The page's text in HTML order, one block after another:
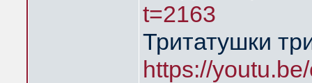
t=2163
Тритатушки
https://